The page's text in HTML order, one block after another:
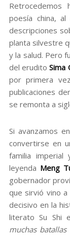
Retrocedemos
poesía china, al
descripciones
planta silvestre
y la salud. Pero
del eruditoSima
por primera
publicaciones
se remonta a
Si avanzamos
convertirse en
familia imperial
leyenda Meng
gobernador
que sirvió vino a
decisivo en la
literato Su Shi
muchas